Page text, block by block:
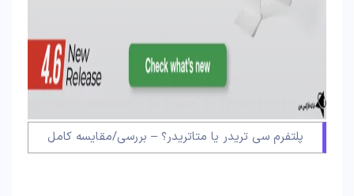
پلتفرم سی تریدر یا متاتریدر؟ – بررسی/مقایسه کامل